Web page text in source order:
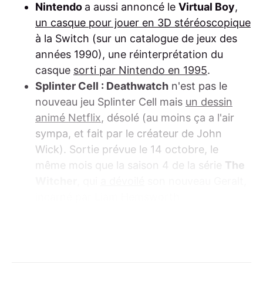
Nintendo a aussi annoncé le Virtual Boy,
un casque pour jouer en 3D stéréoscopique
à la Switch (sur un catalogue de jeux des
années 1990), une réinterprétation du
casque sorti par Nintendo en 1995.
Splinter Cell : Deathwatch n'est pas le
nouveau jeu Splinter Cell mais un dessin
animé Netflix, désolé (au moins ça a l'air
sympa, et fait par le créateur de John
Wick). Sortie prévue le 14 octobre, le
même mois que la saison 4 de la série The